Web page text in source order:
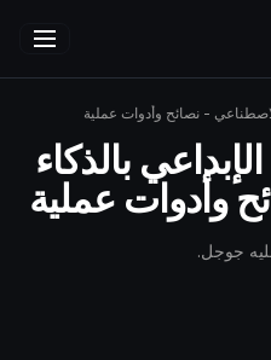
- نصائح وأدوات عملية
بالذكاء
وأدوات عملية
جوجل.